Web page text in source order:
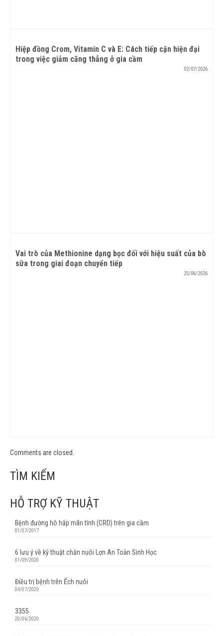
Hiệp đồng Crom, Vitamin C và E: Cách tiếp cận hiện đại
trong việc giảm căng thẳng ở gia cầm
02/07/2026
Vai trò của Methionine dạng bọc đối với hiệu suất của bò
sữa trong giai đoạn chuyển tiếp
25/06/2026
Comments are closed.
TÌM KIẾM
HỖ TRỢ KỸ THUẬT
Bệnh đường hô hấp mãn tính (CRD) trên gia cầm
01/07/2017
6 lưu ý về kỹ thuật chăn nuôi Lợn An Toàn Sinh Học
01/09/2020
Điều trị bệnh trên Ếch nuôi
04/07/2020
3355
20/06/2020